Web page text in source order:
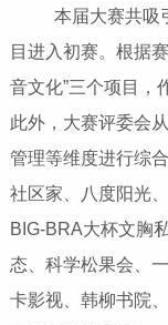
本届大赛共吸引
目进入初赛。根据
音文化”三个项目，
此外，大赛评委会
管理等维度进行综
社区家、八度阳光
BIG-BRA大杯文胸
态、科学松果会、
卡影视、韩柳书院